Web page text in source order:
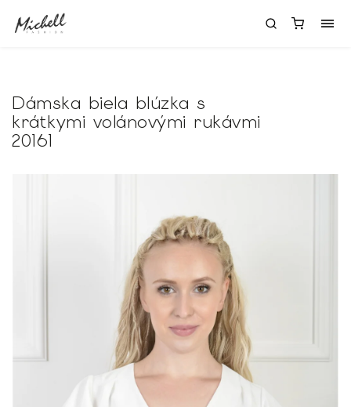
Dámska biela blúzka s
krátkymi volánovými rukávmi
20161